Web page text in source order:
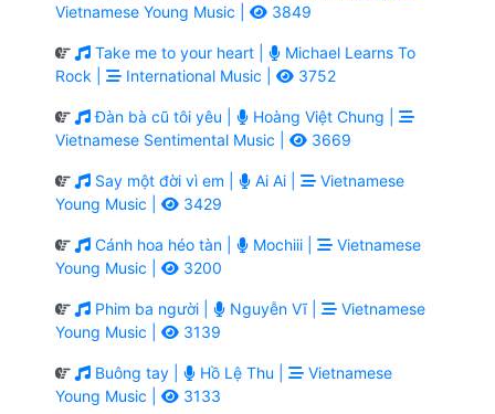
Vietnamese Young Music |
3849
Take me to your heart |
Michael Learns To
Rock |
International Music | 3752
Đàn bà cũ tôi yêu |
Hoàng Việt Chung |
Vietnamese Sentimental Music |
3669
Say một đời vì em | Ai Ai |
Vietnamese
Young Music |
3429
Cánh hoa héo tàn | Mochiii |
Vietnamese
Young Music |
3200
Phim ba người | Nguyễn Vĩ |
Vietnamese
Young Music |
3139
Buông tay | Hồ Lệ Thu |
Vietnamese
Young Music |
3133